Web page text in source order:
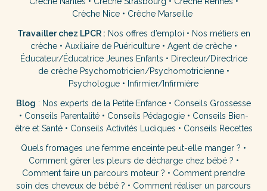
Crèche Nice • Crèche Marseille
Travailler chez LPCR : Nos offres d’emploi • Nos métiers en
crèche• Auxiliaire de Puériculture• Agent de crèche•
Éducateur/Éducatrice Jeunes Enfants • Directeur/Directrice
de crèche Psychomotricien/Psychomotricienne•
Psychologue • Infirmier/Infirmière
Blog : Nos experts de la Petite Enfance • Conseils Grossesse
• Conseils Parentalité• Conseils Pédagogie• Conseils Bien-
être et Santé• Conseils Activités Ludiques • Conseils Recettes
Quels fromages une femme enceinte peut-elle manger ? •
Comment gérer les pleurs de décharge chez bébé ? •
Comment faire un parcours moteur ? • Comment prendre
soin des cheveux de bébé ? • Comment réaliser un parcours